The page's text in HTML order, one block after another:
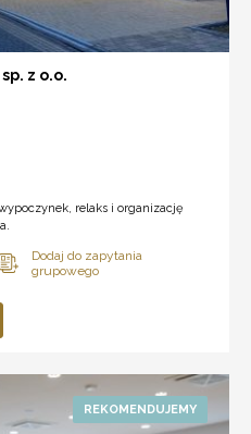
z o.o.
relaks i organizację